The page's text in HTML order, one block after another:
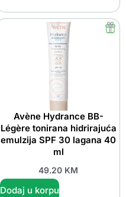
Avène Hydrance BB-
Légère tonirana hidrirajuća
emulzija SPF 30 lagana 40
ml
49.20 KM
Dodaj u korpu